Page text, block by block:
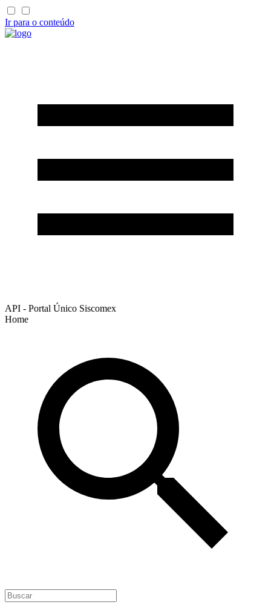
Ir para o conteúdo
API - Portal Único Siscomex
Home